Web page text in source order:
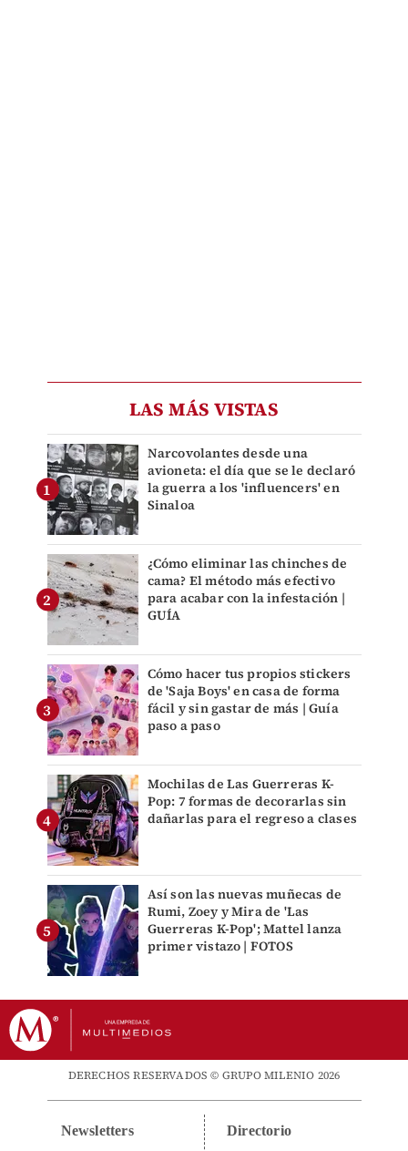
LAS MÁS VISTAS
Narcovolantes desde una
avioneta: el día que se le declaró
la guerra a los 'influencers' en
Sinaloa
¿Cómo eliminar las chinches de
cama? El método más efectivo
para acabar con la infestación |
GUÍA
Cómo hacer tus propios stickers
de 'Saja Boys' en casa de forma
fácil y sin gastar de más | Guía
paso a paso
Mochilas de Las Guerreras K-
Pop: 7 formas de decorarlas sin
dañarlas para el regreso a clases
Así son las nuevas muñecas de
Rumi, Zoey y Mira de 'Las
Guerreras K-Pop'; Mattel lanza
primer vistazo | FOTOS
DERECHOS RESERVADOS © GRUPO MILENIO 2026
Newsletters Directorio